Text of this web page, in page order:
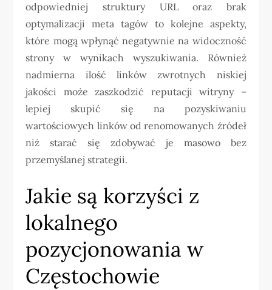
odpowiedniej struktury URL oraz brak
optymalizacji meta tagów to kolejne aspekty,
które mogą wpłynąć negatywnie na widoczność
strony w wynikach wyszukiwania. Również
nadmierna ilość linków zwrotnych niskiej
jakości może zaszkodzić reputacji witryny –
lepiej skupić się na pozyskiwaniu
wartościowych linków od renomowanych źródeł
niż starać się zdobywać je masowo bez
przemyślanej strategii.
Jakie są korzyści z
lokalnego
pozycjonowania w
Częstochowie